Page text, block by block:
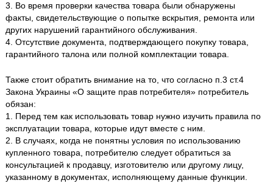
3. Во время проверки качества товара были обнаружены
факты, свидетельствующие о попытке вскрытия, ремонта или
других нарушений гарантийного обслуживания.
4. Отсутствие документа, подтверждающего покупку товара,
гарантийного талона или полной комплектации товара.
Также стоит обратить внимание на то, что согласно п.3 ст.4
Закона Украины «О защите прав потребителя» потребитель
обязан:
1. Перед тем как использовать товар нужно изучить правила по
эксплуатации товара, которые идут вместе с ним.
2. В случаях, когда не понятны условия по использованию
купленного товара, потребителю следует обратиться за
консультацией к продавцу, изготовителю или другому лицу,
указанному в документах, исполняющему данные функции.